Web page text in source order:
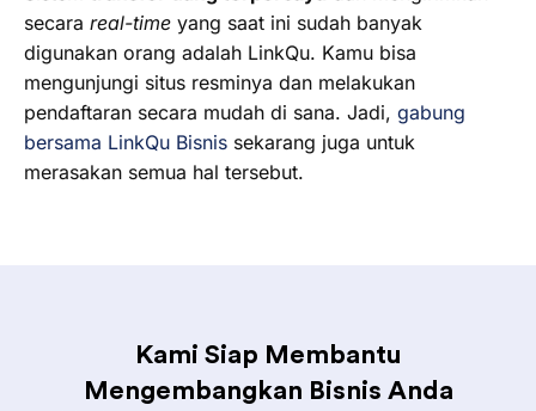
secara real-time yang saat ini sudah banyak
digunakan orang adalah LinkQu. Kamu bisa
mengunjungi situs resminya dan melakukan
pendaftaran secara mudah di sana. Jadi, gabung
bersama LinkQu Bisnis sekarang juga untuk
merasakan semua hal tersebut.
Kami Siap Membantu
Mengembangkan Bisnis Anda